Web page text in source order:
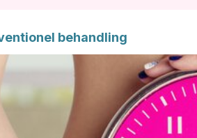
behandling